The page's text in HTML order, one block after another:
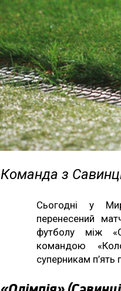
Команда з
Сьогодні у
перенесений
футболу між
командою
суперникам п’ять